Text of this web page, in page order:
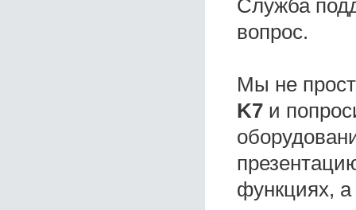
Служба
вопрос.
Мы не
K7 и
функциях,